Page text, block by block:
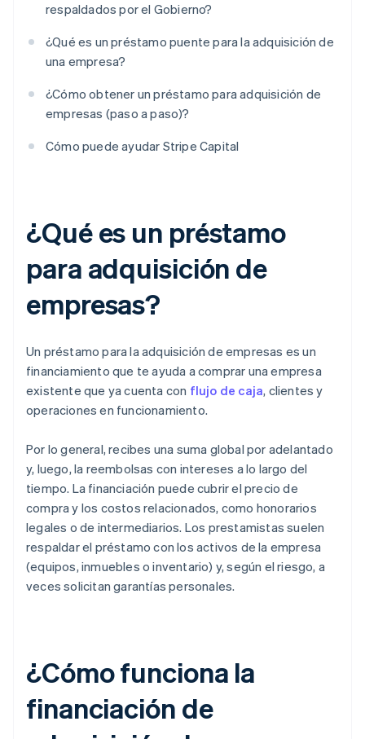
respaldados por el Gobierno?
¿Qué es un préstamo puente para la adquisición de
una empresa?
¿Cómo obtener un préstamo para adquisición de
empresas (paso a paso)?
Cómo puede ayudar Stripe Capital
¿Qué es un préstamo
para adquisición de
empresas?
Un préstamo para la adquisición de empresas es un
financiamiento que te ayuda a comprar una empresa
existente que ya cuenta con flujo de caja, clientes y
operaciones en funcionamiento.
Por lo general, recibes una suma global por adelantado
y, luego, la reembolsas con intereses a lo largo del
tiempo. La financiación puede cubrir el precio de
compra y los costos relacionados, como honorarios
legales o de intermediarios. Los prestamistas suelen
respaldar el préstamo con los activos de la empresa
(equipos, inmuebles o inventario) y, según el riesgo, a
veces solicitan garantías personales.
¿Cómo funciona la
financiación de